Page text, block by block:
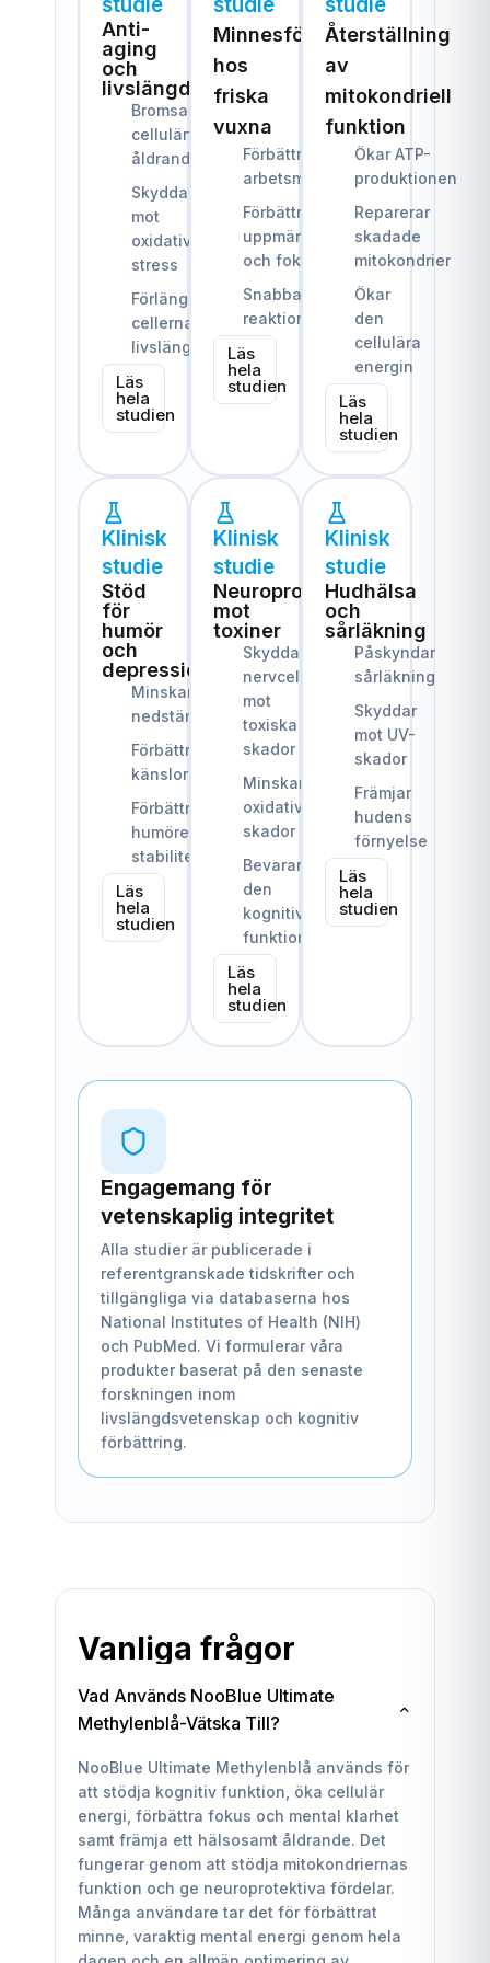
Anti-
aging
och
livslängd
Bromsar
cellulärt
åldrande
Skyddar
mot
oxidativ
stress
Förlänger
cellernas
livslängd
Läs
hela
studien
Minnesförbättring
hos
friska
vuxna
Förbättrat
arbetsminne
Förbättrad
uppmärksamhet
och fokus
Snabbare
reaktionstider
Läs
hela
studien
Återställning
av
mitokondriell
funktion
Ökar ATP-
produktionen
Reparerar
skadade
mitokondrier
Ökar
den
cellulära
energin
Läs
hela
studien
Klinisk
studie
Stöd
för
humör
och
depression
Minskar
nedstämdhetssymtom
Förbättrar
känsloreglering
Förbättrar
humörets
stabilitet
Läs
hela
studien
Klinisk
studie
Neuroprotektion
mot
toxiner
Skyddar
nervceller
mot
toxiska
skador
Minskar
oxidativa
skador
Bevarar
den
kognitiva
funktionen
Läs
hela
studien
Klinisk
studie
Hudhälsa
och
sårläkning
Påskyndar
sårläkning
Skyddar
mot UV-
skador
Främjar
hudens
förnyelse
Läs
hela
studien
Engagemang för
vetenskaplig integritet
Alla studier är publicerade i
referentgranskade tidskrifter och
tillgängliga via databaserna hos
National Institutes of Health (NIH)
och PubMed. Vi formulerar våra
produkter baserat på den senaste
forskningen inom
livslängdsvetenskap och kognitiv
förbättring.
Vanliga frågor
Vad Används NooBlue Ultimate
Methylenblå-Vätska Till?
NooBlue Ultimate Methylenblå används för
att stödja kognitiv funktion, öka cellulär
energi, förbättra fokus och mental klarhet
samt främja ett hälsosamt åldrande. Det
fungerar genom att stödja mitokondriernas
funktion och ge neuroprotektiva fördelar.
Många användare tar det för förbättrat
minne, varaktig mental energi genom hela